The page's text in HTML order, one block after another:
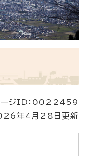
ージID：0022459
年4月28日更新